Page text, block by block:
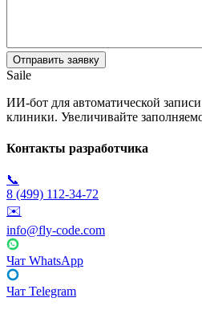
Saile
ИИ-бот для автоматической
клиники. Увеличивайте
Контакты разработчика
📞
8 (499) 112-34-72
✉️
info@fly-code.com
Чат WhatsApp
Чат Telegram